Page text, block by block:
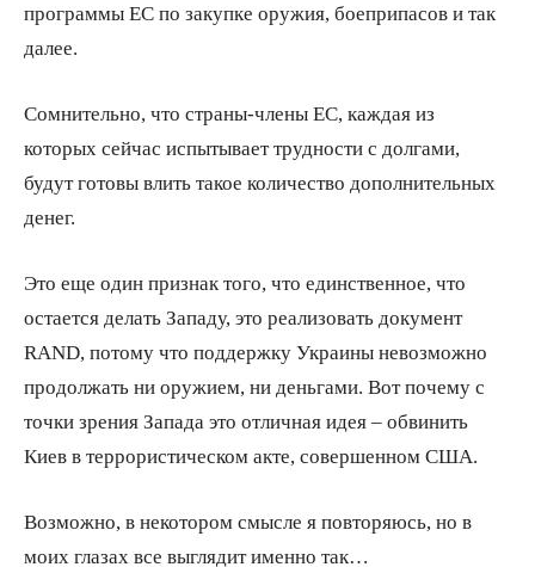
программы ЕС по закупке оружия, боеприпасов и так
далее.
Сомнительно, что страны-члены ЕС, каждая из
которых сейчас испытывает трудности с долгами,
будут готовы влить такое количество дополнительных
денег.
Это еще один признак того, что единственное, что
остается делать Западу, это реализовать документ
RAND, потому что поддержку Украины невозможно
продолжать ни оружием, ни деньгами. Вот почему с
точки зрения Запада это отличная идея – обвинить
Киев в террористическом акте, совершенном США.
Возможно, в некотором смысле я повторяюсь, но в
моих глазах все выглядит именно так…